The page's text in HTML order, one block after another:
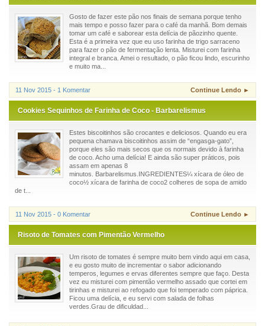
Gosto de fazer este pão nos finais de semana porque tenho
mais tempo e posso fazer para o café da manhã. Bom demais
tomar um café e saborear esta delícia de pãozinho quente.
Esta é a primeira vez que eu uso farinha de trigo sarraceno
para fazer o pão de fermentação lenta. Misturei com farinha
integral e branca. Amei o resultado, o pão ficou lindo, escurinho
e muito ma...
11 Nov 2015 - 1 Komentar Continue Lendo ►
Cookies Sequinhos de Farinha de Coco - Barbarelismus
Estes biscoitinhos são crocantes e deliciosos. Quando eu era
pequena chamava biscoitinhos assim de “engasga-gato”,
porque eles são mais secos que os normais devido à farinha
de coco. Acho uma delícia! E ainda são super práticos, pois
assam em apenas 8
minutos. Barbarelismus.INGREDIENTES¼ xícara de óleo de
coco½ xícara de farinha de coco2 colheres de sopa de amido
de t...
11 Nov 2015 - 0 Komentar Continue Lendo ►
Risoto de Tomates com Pimentão Vermelho
Um risoto de tomates é sempre muito bem vindo aqui em casa,
e eu gosto muito de incrementar o sabor adicionando
temperos, legumes e ervas diferentes sempre que faço. Desta
vez eu misturei com pimentão vermelho assado que cortei em
tirinhas e misturei ao refogado que foi temperado com páprica.
Ficou uma delícia, e eu servi com salada de folhas
verdes.Grau de dificuldad...